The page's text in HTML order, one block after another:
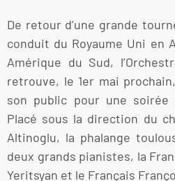
De retour d’une grande
conduit du Royaume Uni en
Amérique du Sud,
retrouve, le 1er mai
son public pour une soirée
Placé sous la direction du
Altinoglu, la phalange
deux grands pianistes, la
Yeritsyan et le Français